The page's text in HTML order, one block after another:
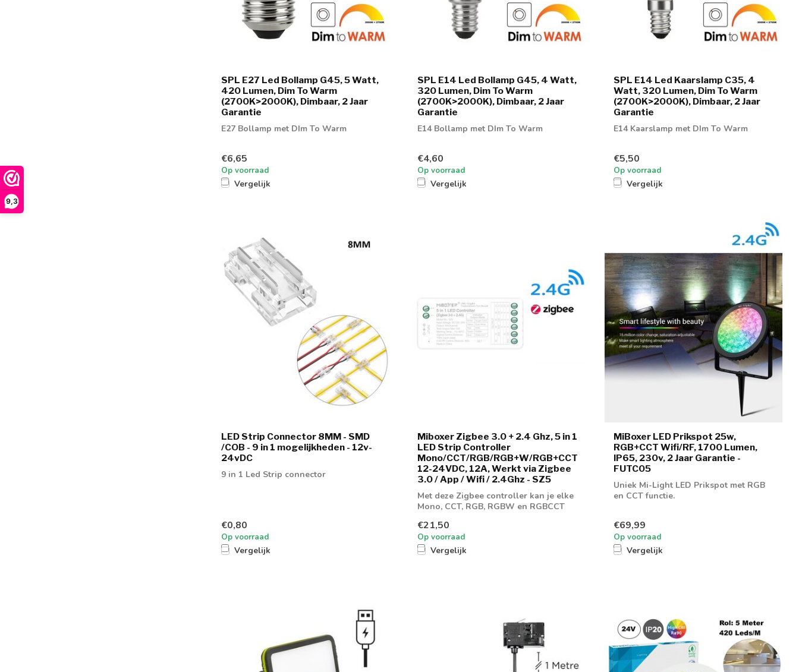
9,3
SPL E27 Led Bollamp G45, 5 Watt,
420 Lumen, Dim To Warm
(2700K>2000K), Dimbaar, 2 Jaar
Garantie
E27 Bollamp met DIm To Warm
€6,65
Op voorraad
Vergelijk
SPL E14 Led Bollamp G45, 4 Watt,
320 Lumen, Dim To Warm
(2700K>2000K), Dimbaar, 2 Jaar
Garantie
E14 Bollamp met DIm To Warm
€4,60
Op voorraad
Vergelijk
SPL E14 Led Kaarslamp C35, 4
Watt, 320 Lumen, Dim To Warm
(2700K>2000K), Dimbaar, 2 Jaar
Garantie
E14 Kaarslamp met DIm To Warm
€5,50
Op voorraad
Vergelijk
LED Strip Connector 8MM - SMD
/COB - 9 in 1 mogelijkheden - 12v-
24vDC
9 in 1 Led Strip connector
€0,80
Op voorraad
Vergelijk
Miboxer Zigbee 3.0 + 2.4 Ghz, 5 in 1
LED Strip Controller
Mono/CCT/RGB/RGB+W/RGB+CCT
12-24VDC, 12A, Werkt via Zigbee
3.0 / App / Wifi / 2.4Ghz - SZ5
Met deze Zigbee controller kan je elke
Mono, CCT, RGB, RGBW en RGBCCT
€21,50
Op voorraad
Vergelijk
MiBoxer LED Prikspot 25w,
RGB+CCT Wifi/RF, 1700 Lumen,
IP65, 230v, 2 Jaar Garantie -
FUTC05
Uniek Mi-Light LED Prikspot met RGB
en CCT functie.
€69,99
Op voorraad
Vergelijk